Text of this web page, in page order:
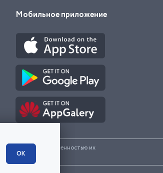
Мобильное приложение
являются собственностью их
ОК